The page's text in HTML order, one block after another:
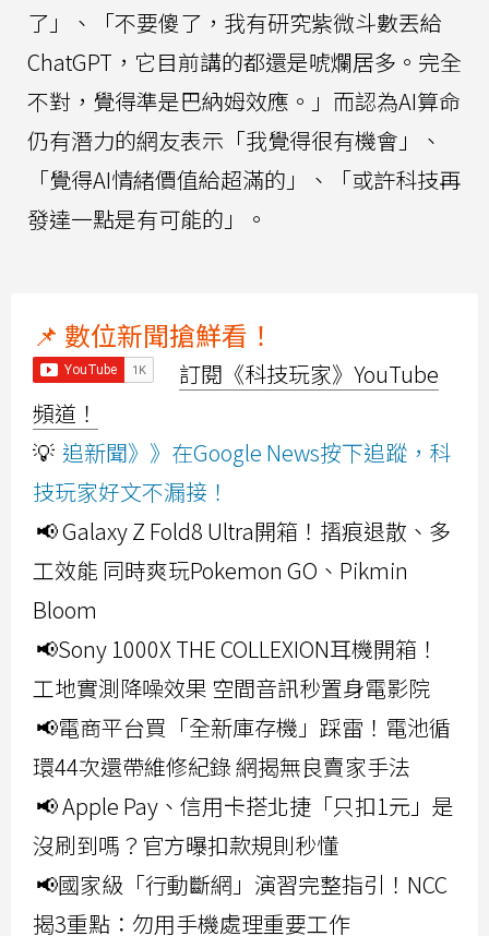
了」、「不要傻了，我有研究紫微斗數丟給
ChatGPT，它目前講的都還是唬爛居多。完全
不對，覺得準是巴納姆效應。」而認為AI算命
仍有潛力的網友表示「我覺得很有機會」、
「覺得AI情緒價值給超滿的」、「或許科技再
發達一點是有可能的」。
📌 數位新聞搶鮮看！
訂閱《科技玩家》YouTube
頻道！
💡 追新聞》》在Google News按下追蹤，科
技玩家好文不漏接！
📢 Galaxy Z Fold8 Ultra開箱！摺痕退散、多
工效能 同時爽玩Pokemon GO、Pikmin
Bloom
📢Sony 1000X THE COLLEXION耳機開箱！
工地實測降噪效果 空間音訊秒置身電影院
📢電商平台買「全新庫存機」踩雷！電池循
環44次還帶維修紀錄 網揭無良賣家手法
📢 Apple Pay、信用卡搭北捷「只扣1元」是
沒刷到嗎？官方曝扣款規則秒懂
📢國家級「行動斷網」演習完整指引！NCC
揭3重點：勿用手機處理重要工作